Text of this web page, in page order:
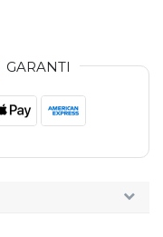
GARANTI